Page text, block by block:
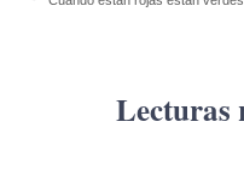
Lecturas